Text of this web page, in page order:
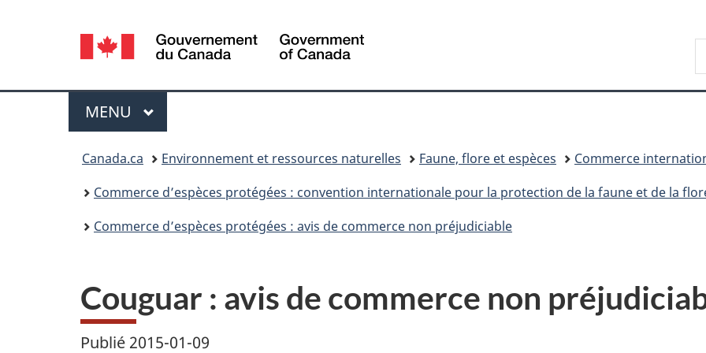
sujet
HTML
Sélection
de
la
langue
Canada
Menu
MENU PRINCIPAL
Canada.ca Environnement et ressources naturelles Faune, flore et espèces
Commerce
Commerce d’espèces protégées : convention internationale pour la protection de la faune et de la
Commerce d’espèces protégées : avis de commerce non préjudiciable
Couguar : avis de commerce non
Publié 2015-01-09